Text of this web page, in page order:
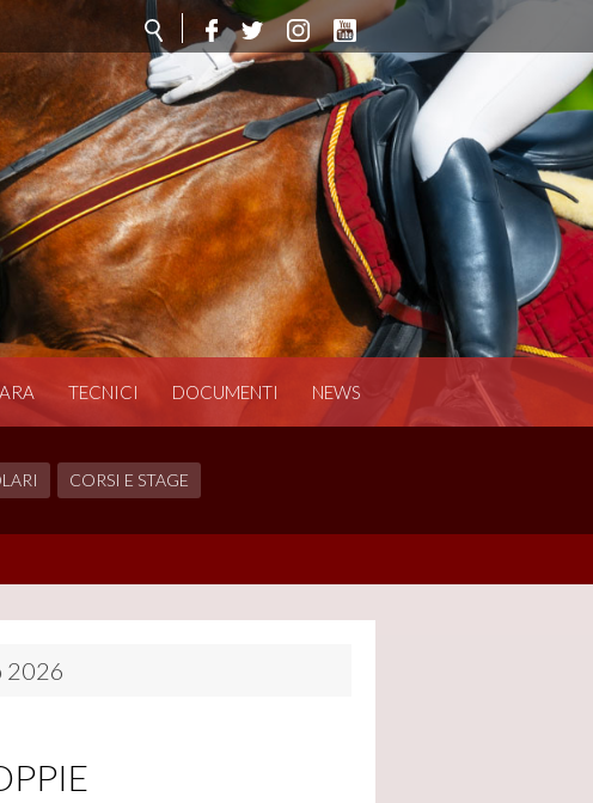
TECNICI DOCUMENTI NEWS
CORSI E STAGE
2026